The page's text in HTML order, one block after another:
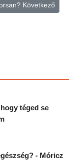
Következő
téged se
- Móricz